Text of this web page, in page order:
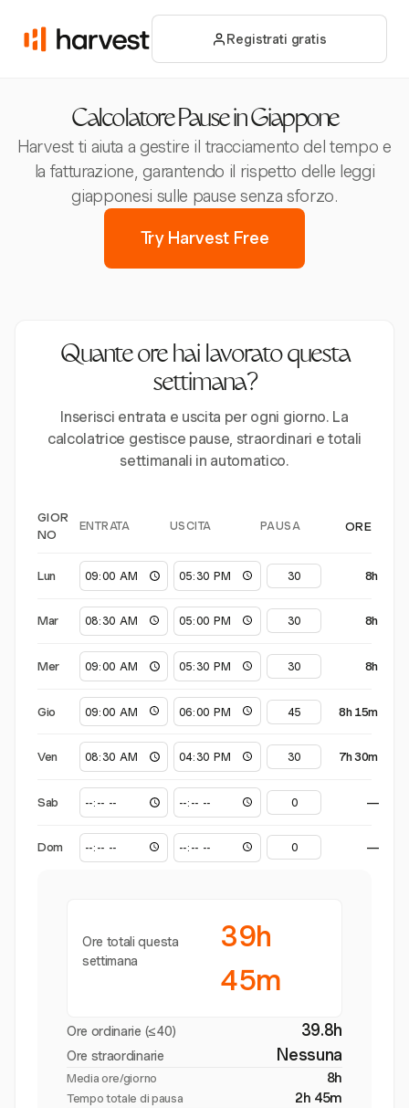
Registrati gratis
Calcolatore Pause in Giappone
Harvest ti aiuta a gestire il tracciamento del tempo e
la fatturazione, garantendo il rispetto delle leggi
giapponesi sulle pause senza sforzo.
Try Harvest Free
Quante ore hai lavorato questa
settimana?
Inserisci entrata e uscita per ogni giorno. La
calcolatrice gestisce pause, straordinari e totali
settimanali in automatico.
GIOR
NO
ENTRATA USCITA PAUSA ORE
Lun 8h
Mar 8h
Mer 8h
Gio 8h 15m
Ven 7h 30m
Sab —
Dom —
Ore totali questa
settimana
39h
45m
Ore ordinarie (≤40) 39.8h
Ore straordinarie Nessuna
Media ore/giorno 8h
Tempo totale di pausa 2h 45m